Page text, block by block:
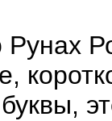
Рунах